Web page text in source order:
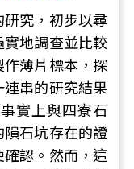
究，初步以尋
地調查並比較
薄片標本，探
串的研究結果
實上與四寮石
石坑存在的證
認。然而，這